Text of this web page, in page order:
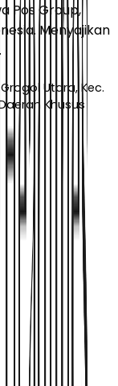
Pos Group,
Menyajikan
Utara, Kec.
Khusus